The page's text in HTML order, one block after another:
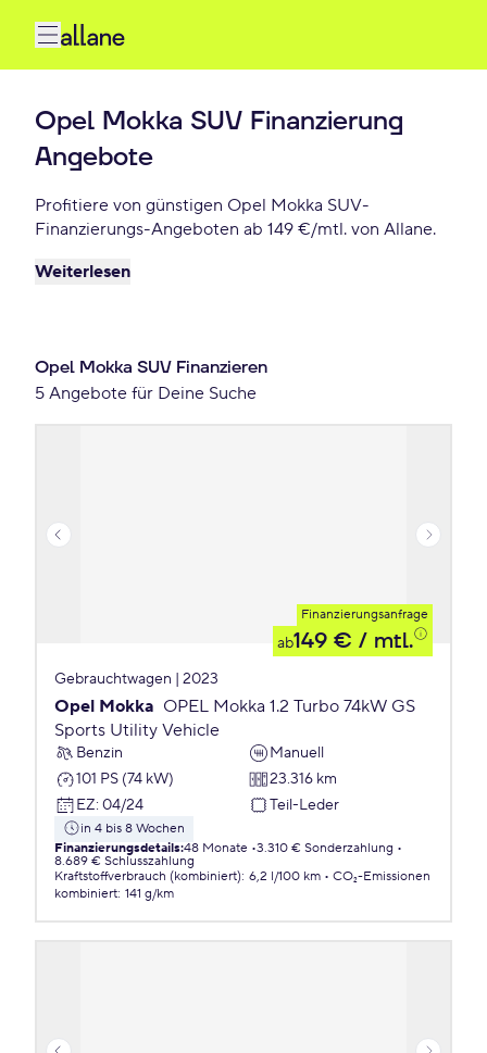
Opel Mokka SUV Finanzierung
Angebote
Profitiere von günstigen Opel Mokka SUV-
Finanzierungs-Angeboten ab 149 €/mtl. von Allane.
Weiterlesen
Opel Mokka SUV Finanzieren
5 Angebote für Deine Suche
Finanzierungsanfrage
ab149 € / mtl.
Gebrauchtwagen | 2023
Opel Mokka OPEL Mokka 1.2 Turbo 74kW GS
Sports Utility Vehicle
Benzin
Manuell
101 PS (74 kW)
23.316 km
EZ: 04/24 Teil-Leder
in 4 bis 8 Wochen
Finanzierungsdetails:48 Monate 3.310 € Sonderzahlung
8.689 € Schlusszahlung
Kraftstoffverbrauch (kombiniert): 6,2 l/100 km
CO₂-Emissionen
kombiniert: 141 g/km